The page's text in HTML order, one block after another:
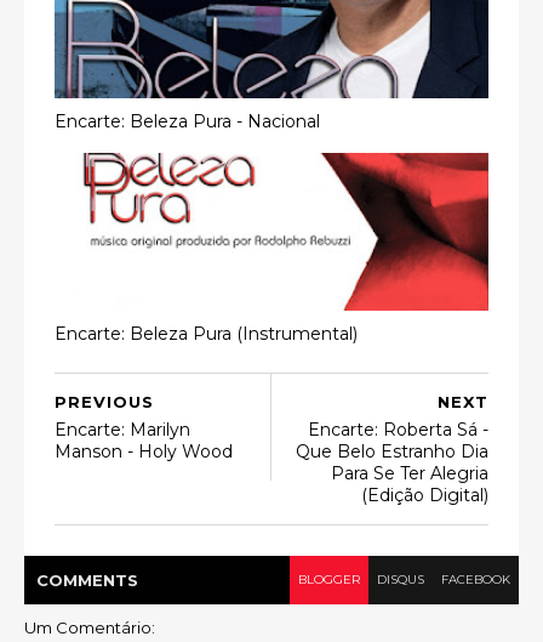
Encarte: Beleza Pura - Nacional
Encarte: Beleza Pura (Instrumental)
NEXT
Encarte: Roberta Sá -
Que Belo Estranho Dia
Para Se Ter Alegria
(Edição Digital)
PREVIOUS
Encarte: Marilyn
Manson - Holy Wood
COMMENTS BLOGGER DISQUS FACEBOOK
Um Comentário: